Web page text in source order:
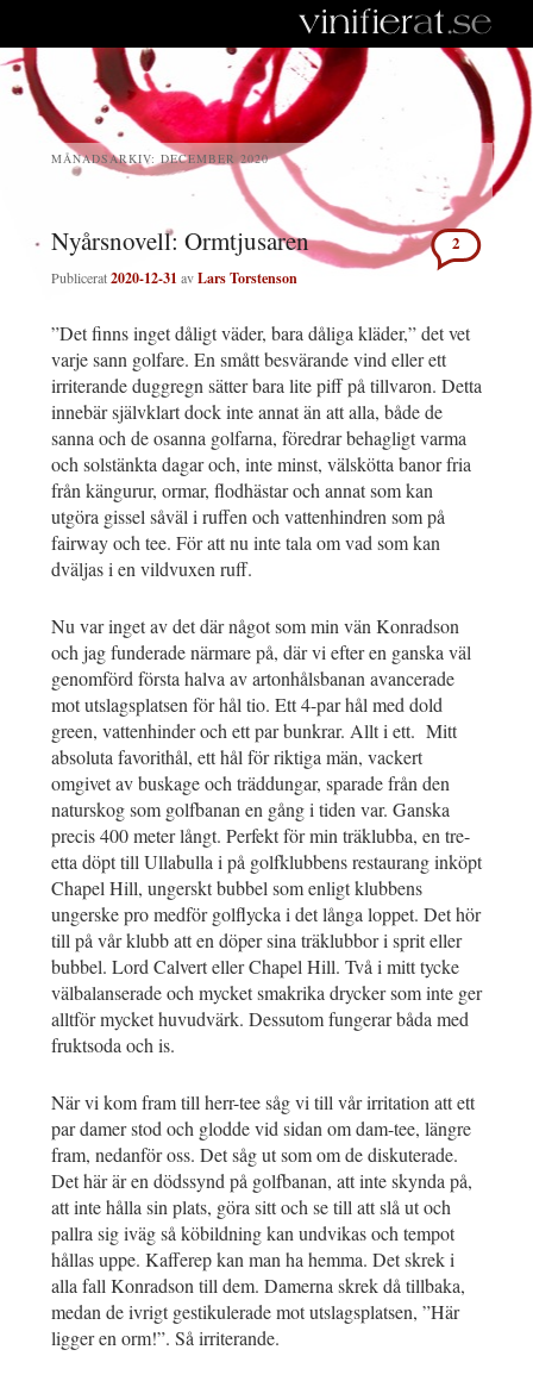
MÅNADSARKIV:DECEMBER 2020
Nyårsnovell: Ormtjusaren
Publicerat2020-12-31 avLars Torstenson
2
”Det finns inget dåligt väder, bara dåliga kläder,” det vet
varje sann golfare. En smått besvärande vind eller ett
irriterande duggregn sätter bara lite piff på tillvaron. Detta
innebär självklart dock inte annat än att alla, både de
sanna och de osanna golfarna, föredrar behagligt varma
och solstänkta dagar och, inte minst, välskötta banor fria
från kängurur, ormar, flodhästar och annat som kan
utgöra gissel såväl i ruffen och vattenhindren som på
fairway och tee. För att nu inte tala om vad som kan
dväljas i en vildvuxen ruff.
Nu var inget av det där något som min vän Konradson
och jag funderade närmare på, där vi efter en ganska väl
genomförd första halva av artonhålsbanan avancerade
mot utslagsplatsen för hål tio. Ett 4-par hål med dold
green, vattenhinder och ett par bunkrar. Allt i ett. Mitt
absoluta favorithål, ett hål för riktiga män, vackert
omgivet av buskage och träddungar, sparade från den
naturskog som golfbanan en gång i tiden var. Ganska
precis 400 meter långt. Perfekt för min träklubba, en tre-
etta döpt till Ullabulla i på golfklubbens restaurang inköpt
Chapel Hill, ungerskt bubbel som enligt klubbens
ungerske pro medför golflycka i det långa loppet. Det hör
till på vår klubb att en döper sina träklubbor i sprit eller
bubbel. Lord Calvert eller Chapel Hill. Två i mitt tycke
välbalanserade och mycket smakrika drycker som inte ger
alltför mycket huvudvärk. Dessutom fungerar båda med
fruktsoda och is.
När vi kom fram till herr-tee såg vi till vår irritation att ett
par damer stod och glodde vid sidan om dam-tee, längre
fram, nedanför oss. Det såg ut som om de diskuterade.
Det här är en dödssynd på golfbanan, att inte skynda på,
att inte hålla sin plats, göra sitt och se till att slå ut och
pallra sig iväg så köbildning kan undvikas och tempot
hållas uppe. Kafferep kan man ha hemma. Det skrek i
alla fall Konradson till dem. Damerna skrek då tillbaka,
medan de ivrigt gestikulerade mot utslagsplatsen, ”Här
ligger en orm!”. Så irriterande.